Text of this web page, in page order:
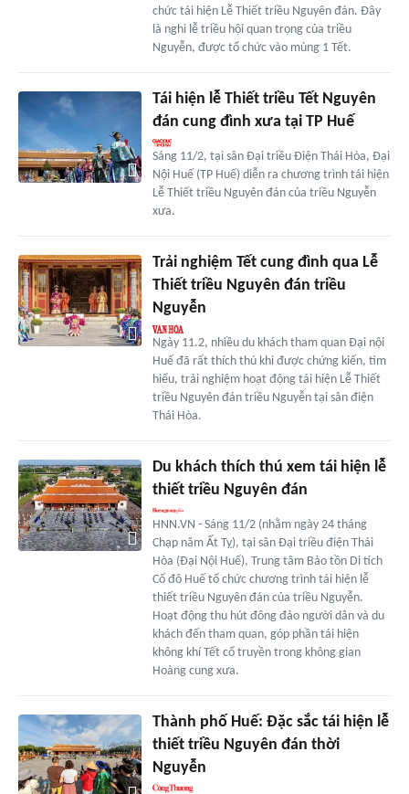
chức tái hiện Lễ Thiết triều Nguyên đán. Đây
là nghi lễ triều hội quan trọng của triều
Nguyễn, được tổ chức vào mùng 1 Tết.
Tái hiện lễ Thiết triều Tết Nguyên
đán cung đình xưa tại TP Huế
Sáng 11/2, tại sân Đại triều Điện Thái Hòa, Đại
Nội Huế (TP Huế) diễn ra chương trình tái hiện
Lễ Thiết triều Nguyên đán của triều Nguyễn
xưa.
Trải nghiệm Tết cung đình qua Lễ
Thiết triều Nguyên đán triều
Nguyễn
Ngày 11.2, nhiều du khách tham quan Đại nội
Huế đã rất thích thú khi được chứng kiến, tìm
hiểu, trải nghiệm hoạt động tái hiện Lễ Thiết
triều Nguyên đán triều Nguyễn tại sân điện
Thái Hòa.
Du khách thích thú xem tái hiện lễ
thiết triều Nguyên đán
HNN.VN - Sáng 11/2 (nhằm ngày 24 tháng
Chạp năm Ất Tỵ), tại sân Đại triều điện Thái
Hòa (Đại Nội Huế), Trung tâm Bảo tồn Di tích
Cố đô Huế tổ chức chương trình tái hiện lễ
thiết triều Nguyên đán của triều Nguyễn.
Hoạt động thu hút đông đảo người dân và du
khách đến tham quan, góp phần tái hiện
không khí Tết cổ truyền trong không gian
Hoàng cung xưa.
Thành phố Huế: Đặc sắc tái hiện lễ
thiết triều Nguyên đán thời
Nguyễn